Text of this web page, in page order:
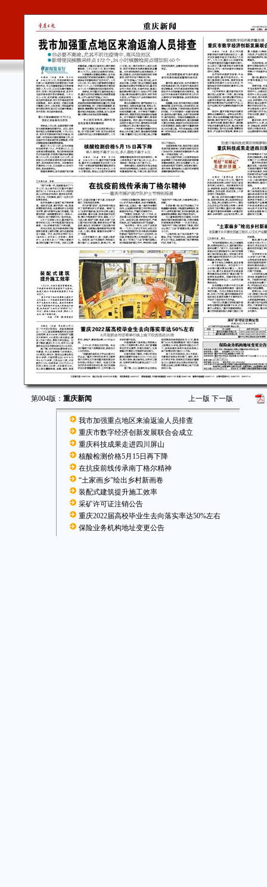
第004版： 重庆新闻 上一版 下一版
我市加强重点地区来渝返渝人员排查
重庆市数字经济创新发展联合会成立
重庆科技成果走进四川屏山
核酸检测价格5月15日再下降
在抗疫前线传承南丁格尔精神
“土家画乡”绘出乡村新画卷
装配式建筑提升施工效率
采矿许可证注销公告
重庆2022届高校毕业生去向落实率达50%左右
保险业务机构地址变更公告